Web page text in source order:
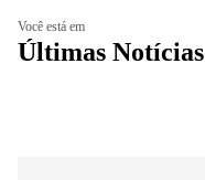
Você está em
Últimas Notícias